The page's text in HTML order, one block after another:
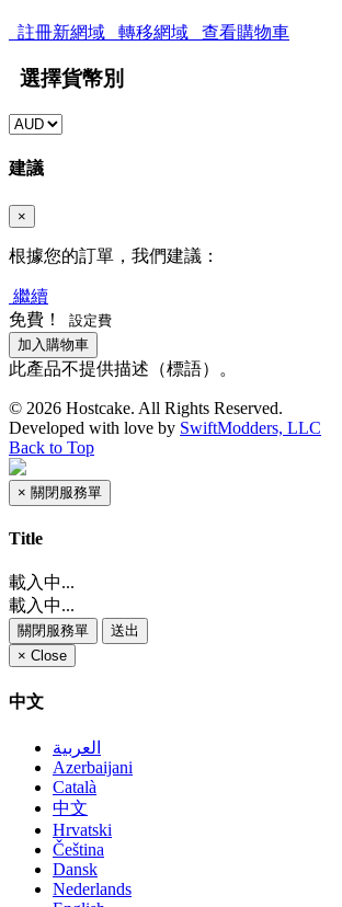
註冊新網域 轉移網域 查看購物車
選擇貨幣別
建議
×
根據您的訂單，我們建議：
繼續
免費！
設定費
加入購物車
此產品不提供描述（標語）。
© 2026 Hostcake. All Rights Reserved.
Developed with love by SwiftModders, LLC
Back to Top
× 關閉服務單
Title
載入中...
載入中...
關閉服務單
送出
× Close
中文
العربية
Azerbaijani
Català
中文
Hrvatski
Čeština
Dansk
Nederlands